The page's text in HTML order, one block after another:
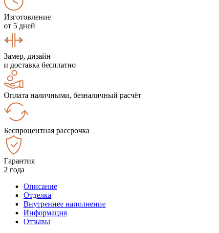
Изготовление
от 5 дней
Замер, дизайн
и доставка бесплатно
Оплата наличными, безналичный расчёт
Беспроцентная рассрочка
Гарантия
2 года
Описание
Отделка
Внутреннее наполнение
Информация
Отзывы